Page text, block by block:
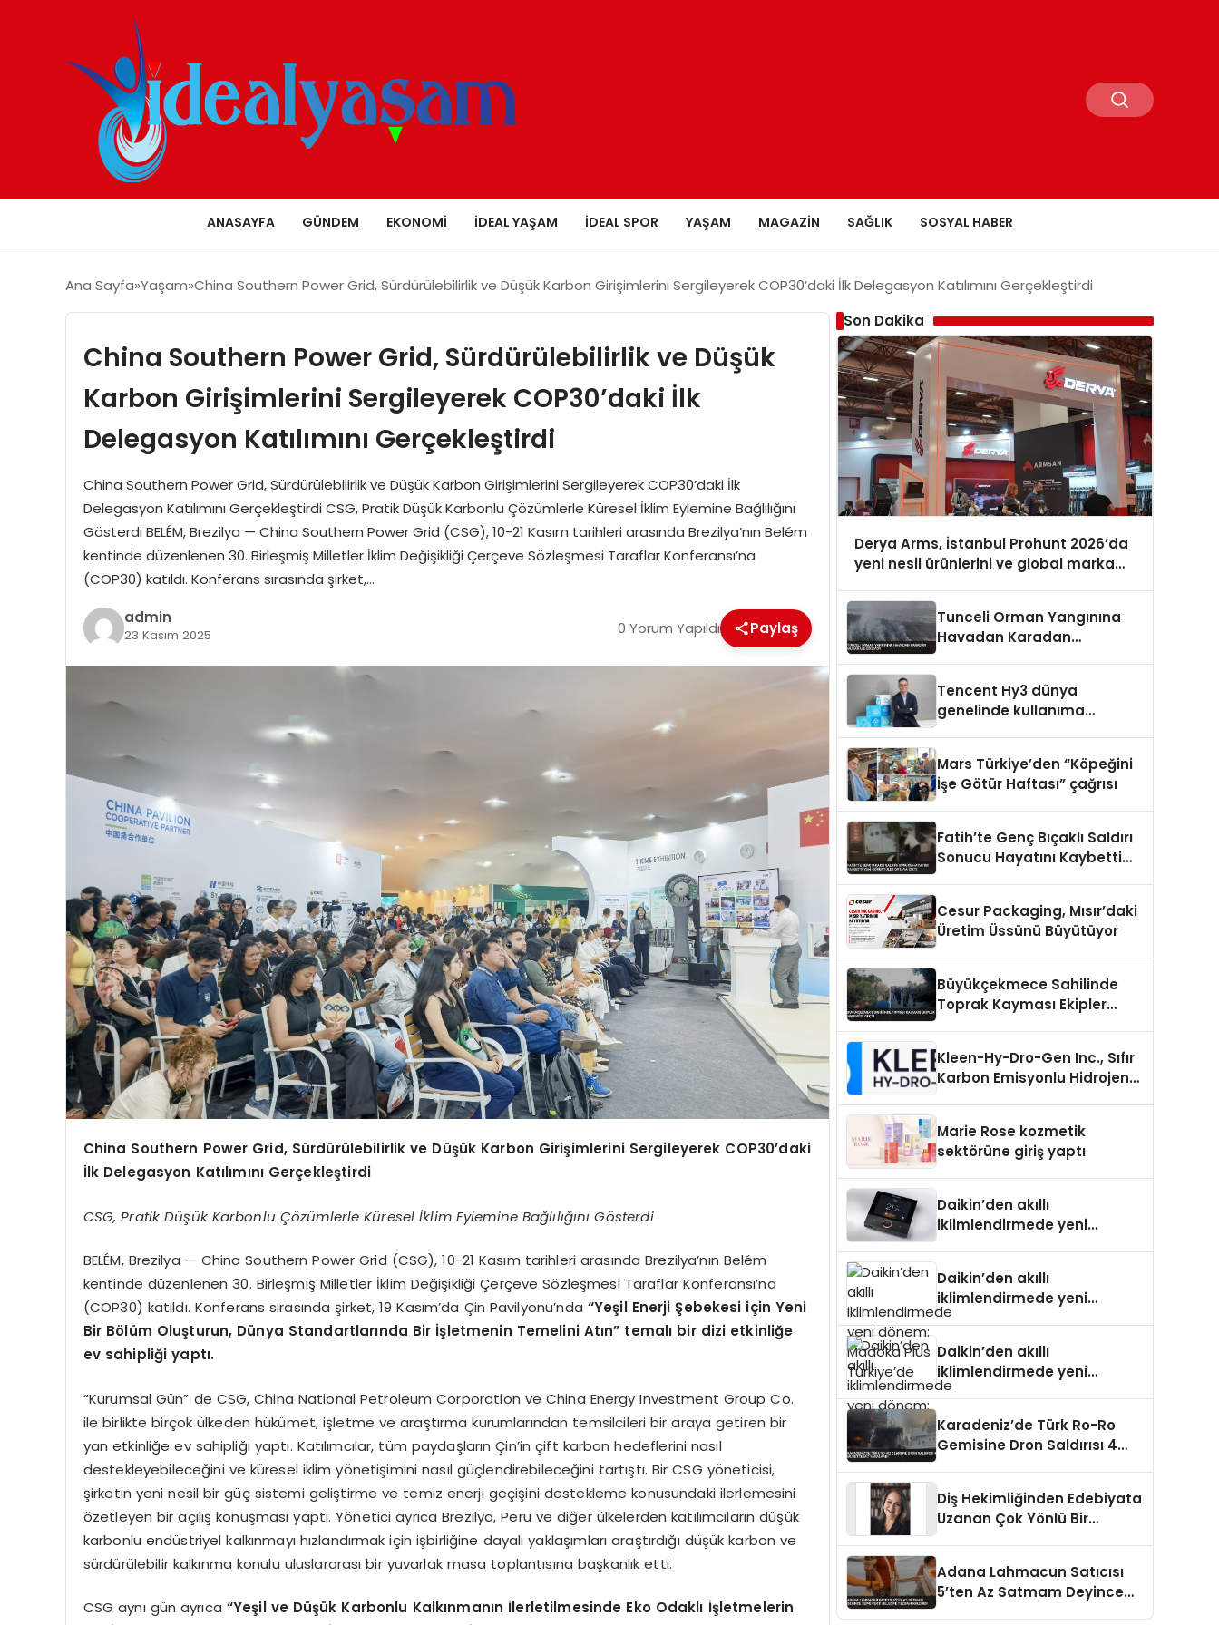
ANASAYFA GÜNDEM EKONOMI İDEAL YAŞAM İDEAL SPOR YAŞAM MAGAZIN SAĞLIK SOSYAL HABER
Ana Sayfa Yaşam China Southern Power Grid, Sürdürülebilirlik ve Düşük Karbon Girişimlerini Sergileyerek COP30’daki İlk Delegasyon Katılımını Gerçekleştirdi
China Southern Power Grid, Sürdürülebilirlik ve Düşük
Karbon Girişimlerini Sergileyerek COP30’daki İlk
Delegasyon Katılımını Gerçekleştirdi
China Southern Power Grid, Sürdürülebilirlik ve Düşük Karbon Girişimlerini Sergileyerek COP30’daki İlk
Delegasyon Katılımını Gerçekleştirdi CSG, Pratik Düşük Karbonlu Çözümlerle Küresel İklim Eylemine Bağlılığını
Gösterdi BELÉM, Brezilya — China Southern Power Grid (CSG), 10-21 Kasım tarihleri arasında Brezilya’nın Belém
kentinde düzenlenen 30. Birleşmiş Milletler İklim Değişikliği Çerçeve Sözleşmesi Taraflar Konferansı’na
(COP30) katıldı. Konferans sırasında şirket,…
admin
23 Kasım 2025 0 Yorum Yapıldı Paylaş
China Southern Power Grid, Sürdürülebilirlik ve Düşük Karbon Girişimlerini Sergileyerek COP30’daki
İlk Delegasyon Katılımını Gerçekleştirdi
CSG, Pratik Düşük Karbonlu Çözümlerle Küresel İklim Eylemine Bağlılığını Gösterdi
BELÉM, Brezilya — China Southern Power Grid (CSG), 10-21 Kasım tarihleri arasında Brezilya’nın Belém
kentinde düzenlenen 30. Birleşmiş Milletler İklim Değişikliği Çerçeve Sözleşmesi Taraflar Konferansı’na
(COP30) katıldı. Konferans sırasında şirket, 19 Kasım’da Çin Pavilyonu’nda “Yeşil Enerji Şebekesi için Yeni
Bir Bölüm Oluşturun, Dünya Standartlarında Bir İşletmenin Temelini Atın” temalı bir dizi etkinliğe
ev sahipliği yaptı.
“Kurumsal Gün” de CSG, China National Petroleum Corporation ve China Energy Investment Group Co.
ile birlikte birçok ülkeden hükümet, işletme ve araştırma kurumlarından temsilcileri bir araya getiren bir
yan etkinliğe ev sahipliği yaptı. Katılımcılar, tüm paydaşların Çin’in çift karbon hedeflerini nasıl
destekleyebileceğini ve küresel iklim yönetişimini nasıl güçlendirebileceğini tartıştı. Bir CSG yöneticisi,
şirketin yeni nesil bir güç sistemi geliştirme ve temiz enerji geçişini destekleme konusundaki ilerlemesini
özetleyen bir açılış konuşması yaptı. Yönetici ayrıca Brezilya, Peru ve diğer ülkelerden katılımcıların düşük
karbonlu endüstriyel kalkınmayı hızlandırmak için işbirliğine dayalı yaklaşımları araştırdığı düşük karbon ve
sürdürülebilir kalkınma konulu uluslararası bir yuvarlak masa toplantısına başkanlık etti.
CSG aynı gün ayrıca “Yeşil ve Düşük Karbonlu Kalkınmanın İlerletilmesinde Eko Odaklı İşletmelerin
Son Dakika
Derya Arms, İstanbul Prohunt 2026’da
yeni nesil ürünlerini ve global marka
Tunceli Orman Yangınına
Havadan Karadan
Tencent Hy3 dünya
genelinde kullanıma
Mars Türkiye’den “Köpeğini
İşe Götür Haftası” çağrısı
Fatih’te Genç Bıçaklı Saldırı
Sonucu Hayatını Kaybetti
Cesur Packaging, Mısır’daki
Üretim Üssünü Büyütüyor
Büyükçekmece Sahilinde
Toprak Kayması Ekipler
Kleen-Hy-Dro-Gen Inc., Sıfır
Karbon Emisyonlu Hidrojen
Aldı
Marie Rose kozmetik
sektörüne giriş yaptı
Daikin’den akıllı
iklimlendirmede yeni
Daikin’den akıllı
iklimlendirmede yeni
dönem: Madoka Plus
Daikin’den akıllı
iklimlendirmede yeni
dönem: Madoka Plus
Karadeniz’de Türk Ro-Ro
Gemisine Dron Saldırısı 4
Diş Hekimliğinden Edebiyata
Uzanan Çok Yönlü Bir
Adana Lahmacun Satıcısı
5’ten Az Satmam Deyince